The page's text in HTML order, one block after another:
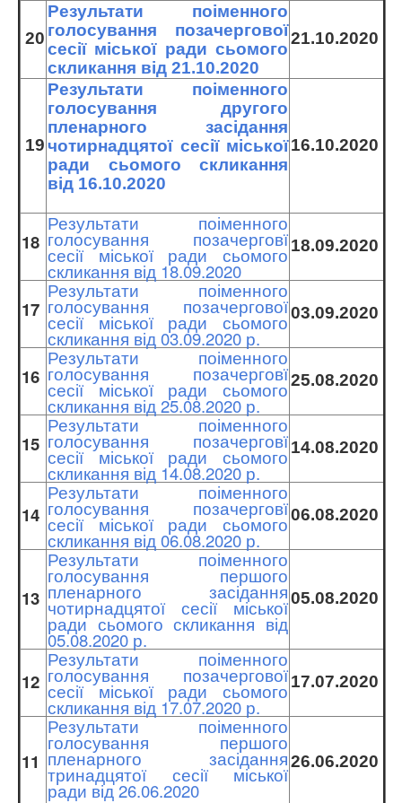
20
Результати поіменного
голосування позачергової
сесії міської ради сьомого
скликання від 21.10.2020
21.10.2020
19
Результати поіменного
голосування другого
пленарного засідання
чотирнадцятої сесії міської
ради сьомого скликання
від 16.10.2020
16.10.2020
18
Результати поіменного
голосування позачерговї
сесії міської ради сьомого
скликання від 18.09.2020
18.09.2020
17
Результати поіменного
голосування позачергової
сесії міської ради сьомого
скликання від 03.09.2020 р.
03.09.2020
16
Результати поіменного
голосування позачерговї
сесії міської ради сьомого
скликання від 25.08.2020 р.
25.08.2020
15
Результати поіменного
голосування позачерговї
сесії міської ради сьомого
скликання від 14.08.2020 р.
14.08.2020
14
Результати поіменного
голосування позачерговї
сесії міської ради сьомого
скликання від 06.08.2020 р.
06.08.2020
13
Результати поіменного
голосування першого
пленарного засідання
чотирнадцятої сесії міської
ради сьомого скликання від
05.08.2020 р.
05.08.2020
12
Результати поіменного
голосування позачергової
сесії міської ради сьомого
скликання від 17.07.2020 р.
17.07.2020
11
Результати поіменного
голосування першого
пленарного засідання
тринадцятої сесії міської
ради від 26.06.2020
26.06.2020